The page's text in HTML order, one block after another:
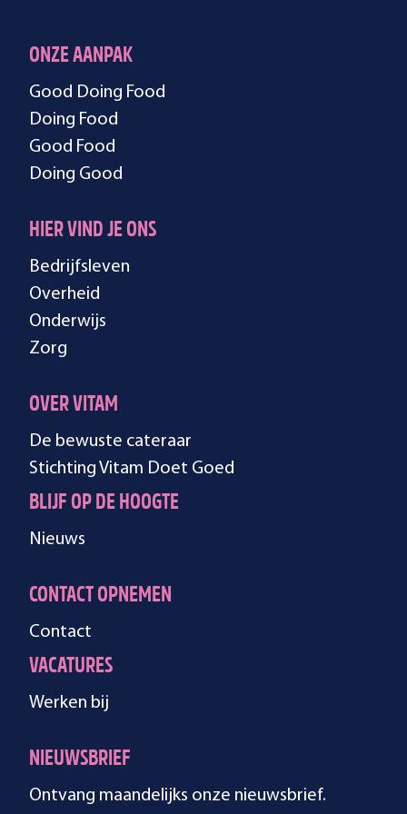
ONZE AANPAK
Good Doing Food
Doing Food
Good Food
Doing Good
HIER VIND JE ONS
Bedrijfsleven
Overheid
Onderwijs
Zorg
OVER VITAM
De bewuste cateraar
Stichting Vitam Doet Goed
BLIJF OP DE HOOGTE
Nieuws
CONTACT OPNEMEN
Contact
VACATURES
Werken bij
NIEUWSBRIEF
Ontvang maandelijks onze nieuwsbrief.